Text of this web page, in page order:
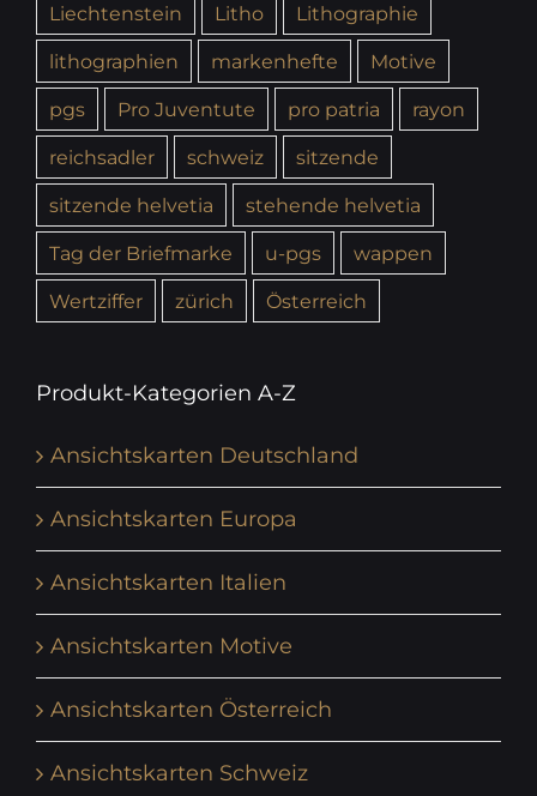
Liechtenstein
Litho
Lithographie
lithographien
markenhefte
Motive
pgs
Pro Juventute pro patria
rayon
reichsadler
schweiz
sitzende
sitzende helvetia
stehende helvetia
Tag der Briefmarke
u-pgs
wappen
Wertziffer
zürich Österreich
Produkt-Kategorien A-Z
Ansichtskarten Deutschland
Ansichtskarten Europa
Ansichtskarten Italien
Ansichtskarten Motive
Ansichtskarten Österreich
Ansichtskarten Schweiz